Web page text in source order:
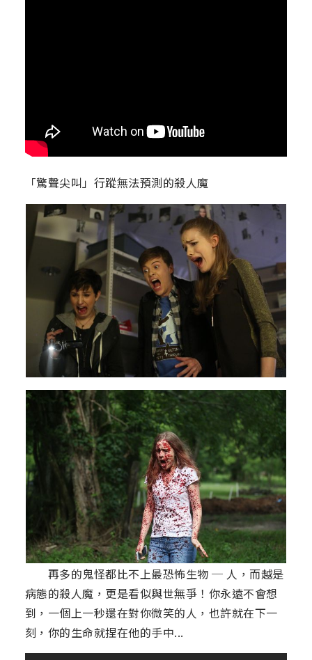
「驚聲尖叫」行蹤無法預測的殺人魔
再多的鬼怪都比不上最恐怖生物 ─ 人，而越是
病態的殺人魔，更是看似與世無爭！你永遠不會想
到，一個上一秒還在對你微笑的人，也許就在下一
刻，你的生命就捏在他的手中...